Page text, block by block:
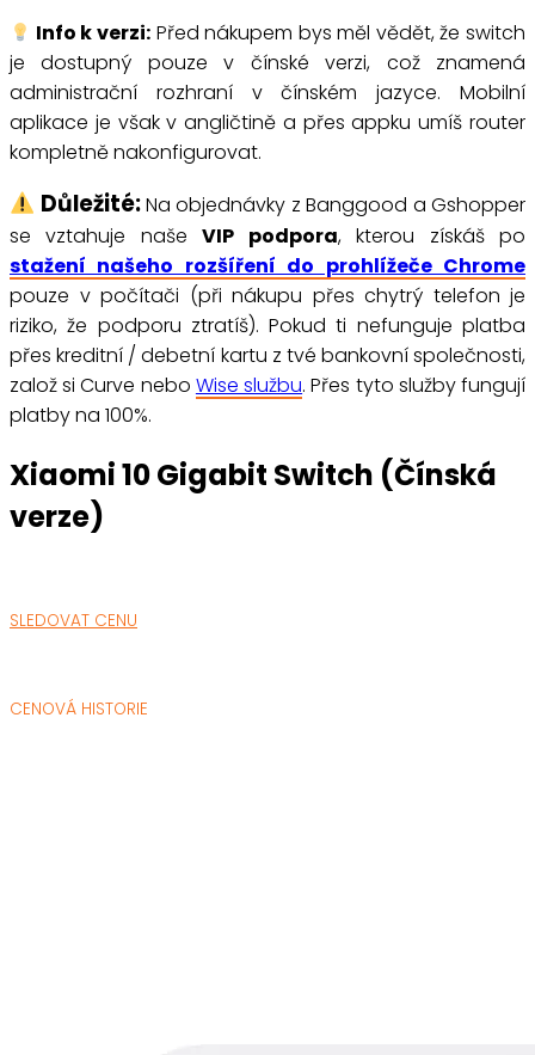
Info k verzi:Před nákupem bys měl vědět, že switch
je dostupný pouze v čínské verzi, což znamená
administrační rozhraní v čínském jazyce. Mobilní
aplikace je však v angličtině a přes appku umíš router
kompletně nakonfigurovat.
Důležité:Na objednávky z Banggood a Gshopper
se vztahuje našeVIP podpora, kterou získáš po
stažení našeho rozšíření do prohlížeče Chrome
pouze v počítači (při nákupu přes chytrý telefon je
riziko, že podporu ztratíš). Pokud ti nefunguje platba
přes kreditní / debetní kartu z tvé bankovní společnosti,
založ si Curve nebo Wise službu. Přes tyto služby fungují
platby na 100%.
Xiaomi 10 Gigabit Switch (Čínská
verze)
SLEDOVAT CENU
CENOVÁ HISTORIE